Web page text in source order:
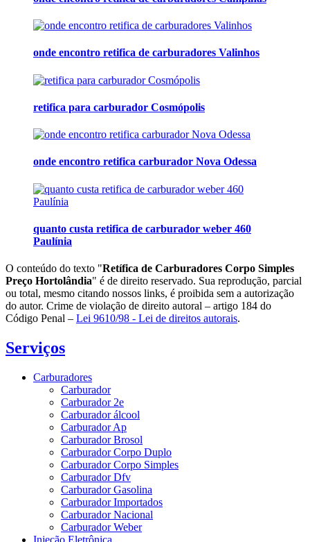
onde encontro retifica de carburadores Valinhos
retifica para carburador Cosmópolis
onde encontro retifica carburador Nova Odessa
quanto custa retifica de carburador weber 460
Paulínia
O conteúdo do texto "Retífica de Carburadores Corpo Simples
Preço Hortolândia" é de direito reservado. Sua reprodução, parcial
ou total, mesmo citando nossos links, é proibida sem a autorização
do autor. Crime de violação de direito autoral – artigo 184 do
Código Penal – Lei 9610/98 - Lei de direitos autorais.
Serviços
Carburadores
Carburador
Carburador 2e
Carburador álcool
Carburador Ap
Carburador Brosol
Carburador Corpo Duplo
Carburador Corpo Simples
Carburador Dfv
Carburador Gasolina
Carburador Importados
Carburador Nacional
Carburador Weber
Injeção Eletrônica